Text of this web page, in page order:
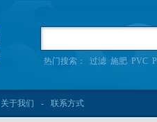
热门搜索： 过滤 施肥 PVC
关于我们 - 联系方式